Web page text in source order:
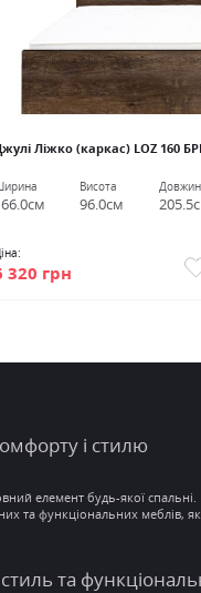
Ліжко (каркас) LOZ 160
Висота
96.0см
320 грн
і стилю
елемент будь-якої
та функціональних меблів,
та